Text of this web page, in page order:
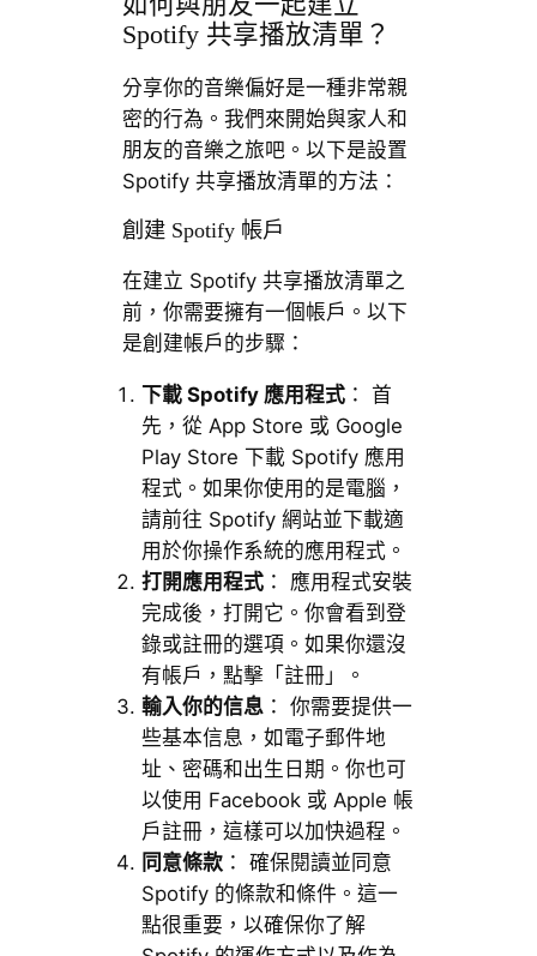
Spotify 共享播放清單？
分享你的音樂偏好是一種非常親
密的行為。我們來開始與家人和
朋友的音樂之旅吧。以下是設置
Spotify 共享播放清單的方法：
創建 Spotify 帳戶
在建立 Spotify 共享播放清單之
前，你需要擁有一個帳戶。以下
是創建帳戶的步驟：
下載 Spotify 應用程式： 首
先，從 App Store 或 Google
Play Store 下載 Spotify 應用
程式。如果你使用的是電腦，
請前往 Spotify 網站並下載適
用於你操作系統的應用程式。
打開應用程式： 應用程式安裝
完成後，打開它。你會看到登
錄或註冊的選項。如果你還沒
有帳戶，點擊「註冊」。
輸入你的信息： 你需要提供一
些基本信息，如電子郵件地
址、密碼和出生日期。你也可
以使用 Facebook 或 Apple 帳
戶註冊，這樣可以加快過程。
同意條款： 確保閱讀並同意
Spotify 的條款和條件。這一
點很重要，以確保你了解